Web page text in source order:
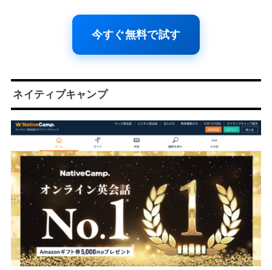
今すぐ無料で試す
ネイティブキャンプ